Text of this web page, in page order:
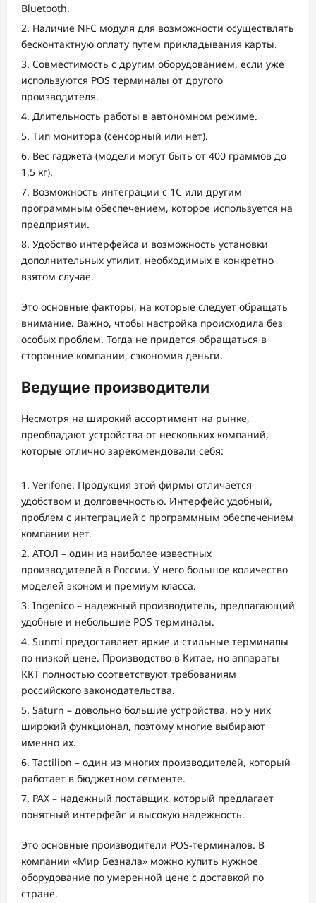
Bluetooth.
Наличие NFC модуля для возможности осуществлять
бесконтактную оплату путем прикладывания карты.
Совместимость с другим оборудованием, если уже
используются POS терминалы от другого
производителя.
Длительность работы в автономном режиме.
Тип монитора (сенсорный или нет).
Вес гаджета (модели могут быть от 400 граммов до
1,5 кг).
Возможность интеграции с 1С или другим
программным обеспечением, которое используется на
предприятии.
Удобство интерфейса и возможность установки
дополнительных утилит, необходимых в конкретно
взятом случае.
Это основные факторы, на которые следует обращать
внимание. Важно, чтобы настройка происходила без
особых проблем. Тогда не придется обращаться в
сторонние компании, сэкономив деньги.
Ведущие производители
Несмотря на широкий ассортимент на рынке,
преобладают устройства от нескольких компаний,
которые отлично зарекомендовали себя:
Verifone. Продукция этой фирмы отличается
удобством и долговечностью. Интерфейс удобный,
проблем с интеграцией с программным обеспечением
компании нет.
АТОЛ – один из наиболее известных
производителей в России. У него большое количество
моделей эконом и премиум класса.
Ingenico – надежный производитель, предлагающий
удобные и небольшие POS терминалы.
Sunmi предоставляет яркие и стильные терминалы
по низкой цене. Производство в Китае, но аппараты
ККТ полностью соответствуют требованиям
российского законодательства.
Saturn – довольно большие устройства, но у них
широкий функционал, поэтому многие выбирают
именно их.
Tactilion – один из многих производителей, который
работает в бюджетном сегменте.
PAX – надежный поставщик, который предлагает
понятный интерфейс и высокую надежность.
Это основные производители POS-терминалов. В
компании «Мир Безнала» можно купить нужное
оборудование по умеренной цене с доставкой по
стране.